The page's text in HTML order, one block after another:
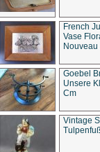
French
Vase
Goebel
Unsere
Cm
Vintage